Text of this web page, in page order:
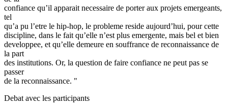
confiance qu’il apparait necessaire de porter aux projets emergeants,
tel
qu’a pu l’etre le hip-hop, le probleme reside aujourd’hui, pour cette
discipline, dans le fait qu’elle n’est plus emergente, mais bel et bien
developpee, et qu’elle demeure en souffrance de reconnaissance de
la part
des institutions. Or, la question de faire confiance ne peut pas se
passer
de la reconnaissance. "
Debat avec les participants